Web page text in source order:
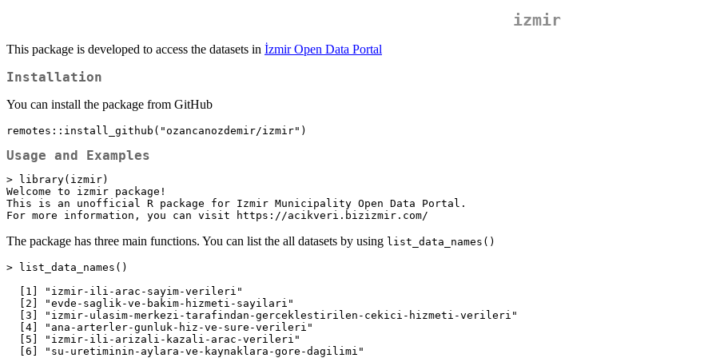
izmir
This package is developed to access the datasets in İzmir Open Data Portal
Installation
You can install the package from GitHub
remotes::install_github("ozancanozdemir/izmir")
Usage and Examples
> library(izmir)
Welcome to izmir package!
This is an unofficial R package for Izmir Municipality Open Data Portal.
For more information, you can visit https://acikveri.bizizmir.com/
The package has three main functions. You can list the all datasets by using list_data_names()
> list_data_names()

  [1] "izmir-ili-arac-sayim-verileri"                                                 
  [2] "evde-saglik-ve-bakim-hizmeti-sayilari"                                         
  [3] "izmir-ulasim-merkezi-tarafindan-gerceklestirilen-cekici-hizmeti-verileri"      
  [4] "ana-arterler-gunluk-hiz-ve-sure-verileri"                                      
  [5] "izmir-ili-arizali-kazali-arac-verileri"                                        
  [6] "su-uretiminin-aylara-ve-kaynaklara-gore-dagilimi"                              
  [7] "kablosuz-internet-baglanti-noktalari"                                          
  [8] "maskematik-noktalari"                                                          
  [9] "muhtarliklar"                                                                  
 [10] "semt-pazar-yerleri"                                                            
 [11] "afet-ve-acil-durum-toplanma-alanlari"                                          
 [12] "taksi-durak-bilgileri"                                                         
 [13] "gunluk-su-uretimi"                                                             
 [14] "itfaiye-egitim-hizmetleri"                                                     
 [15] "nobetci-eczaneler-ve-eczane-listesi"                                           
 [16] "kultur-sanat-etkinlikleri"                                                     
 [17] "askida-fatura-rakamlari"                                                       
 [18] "barajlarin-doluluk-oranlari"                                                   
 [19] "askida-kitap"                                                                  
 [20] "halkin-bakkali-siparisi-alinan-paket-miktarlari"                               
 [21] "askida-izmirim-kart"                                                           
 [22] "balik-hal-fiyatlari"                                                           
 [23] "sebze-ve-meyve-hal-fiyatlari"                                                  
 [24] "hava-kalitesi-olcum-degerleri"                                                 
 [25] "asik-veysel-rekreasyon-alani-buz-pisti-kullanici-verileri"                     
 [26] "bademsu-fabrikasi-uretim-verileri"                                             
 [27] "kablosuz-internet-wizmirnet"                                                   
 [28] "yapilan-sosyal-yardimlar"                                                      
 [29] "enfektif-atik-tartim-bilgileri"                                                
 [30] "mezbaha-kesim-adetleri"                                                        
 [31] "sut-yardimi"                                                                   
 [32] "izmir-buyuksehir-belediyesine-sosyal-yardim-basvurulari"                       
 [33] "itfaiye-acil-mudahale-sayilari"                                                
 [34] "yillara-gore-yolcu-ve-arac-tasima-sayilari"                                    
 [35] "otopark-ucretleri"                                                             
 [36] "izmir-depremi-ortak-akil-bulusmasi"                                            
 [37] "toplum-sagligi-egitimleri"                                                     
 [38] "trafik-kameralari"                                                             
 [39] "izmir-su-fabrikasi-uretim-verileri"                                            
 [40] "kruvaziyer-gemi-bilgileri"                                                     
 [41] "turizm-bilgilendirme-ofisleri-konum-verisi"                                    
 [42] "izelman-kitap-kafe-konum-verisi"                                               
 [43] "metro-ve-tramvay-sefer-planlama"                                               
 [44] "co2-emisyon-degerleri-ton-ve-bir-milyon-yolcu-basina-co2-miktari"              
 [45] "metro-ve-tramvay-enerji-tuketimi"                                              
 [46] "bisikletli-giris-sayilari"                                                     
 [47] "halk-ekmek-fabrikasi-uretim-verileri"                                          
 [48] "akilli-tuvaletler"                                                             
 [49] "moduler-tuvaletler"                                                            
 [50] "yiyecek-icecek-bufeleri"                                                       
 [51] "izmir-buyuksehir-belediye-baskanliginin-hissedari-oldugu-sirketlerin-bilgileri"
 [52] "izmir-buyuksehir-belediyesi-yillik-resmi-gun-ve-haftalik-kutlama-programlari"  
 [53] "izmir-stratejik-gurultu-haritasi"                                              
 [54] "mudahale-edilen-sokak-hayvanlarina-ait-veriler"                                
 [55] "sahiplendirilen-sokak-hayvanlarina-ait-veriler"                                
 [56] "muayene-edilen-sokak-hayvanlarina-ait-veriler"                                 
 [57] "kisirlastirilan-sokak-hayvanlari"                                              
 [58] "lisanssiz-gunes-enerji-santralleri-listesi"                                    
 [59] "akaryakit-ve-veya-otogaz-satis-istasyonu-sayisi"                               
 [60] "korfez-degerleri-izleme"                                                       
 [61] "izdeniz-vapurlari"                                                             
 [62] "kutuphaneler"                                                                  
 [63] "bergama-elektrik-uretim-verileri"                                              
 [64] "elektrik-uretim-verileri"                                                      
 [65] "depolama-sahalari"                                                             
 [66] "tibbi-atik-tesisleri"                                                          
 [67] "cocuk-ve-genclik-merkezleri-cogem"                                             
 [68] "masalevleri"                                                                   
 [69] "hos-geldin-bebek-basvuru-listesi"                                              
 [70] "cocuk-kesif-atolyeleri-merkezi"                                                
 [71] "izmir-banliyo-izban-duraklar-arasi-mesafeler"                                  
 [72] "izban-elektrik-tuketimi"                                                       
 [73] "yillik-ilce-bazinda-abone-sayilari"                                            
 [74] "hava-kalitesi-olcum-istasyonlari-konum-verisi"                                 
 [75] "izmir-buyuksehir-belediyesi-performans-gostergeleri"                           
 [76] "insaat-atiklari-depolama-tesisleri"                                            
 [77] "tren-garlari"                                                                  
 [78] "izmirim-kart-basvuru-merkezleri"                                               
 [79] "korfez-degerleri-izleme-istasyonlari-konum-verisi"                             
 [80] "izmir-buyuksehir-belediyesine-yapilan-staj-basvurulari"                        
 [81] "yeni-kurs-talebinde-bulunan-kursiyer-adayi-sayilari"                           
 [82] "meslek-fabrikasi-kurslarina-yapilan-basvurular"                                
 [83] "meslek-fabrikasi-kursiyer-verileri"                                            
 [84] "ilk-abonelik-su-ve-kanal-baglama-gerceklesme-sureleri"                         
 [85] "yillik-ilce-bazli-su-tuketim-miktarlari"                                       
 [86] "kadin-danisma-merkezi-verilen-hizmet-detay-verisi"                             
 [87] "ulasim-ucret-tarifeleri"                                                       
 [88] "yillik-tarife-bilgileri-artislari"                                             
 [89] "bisiklet-altyapi-haritasi"                                                     
 [90] "meslek-fabrikasi-kurs-merkezleri"                                              
 [91] "yillik-mahalle-bazli-su-tuketimi"                                              
 [92] "bolge-bazli-aboneden-alinan-dilekcelerin-kapanma-sureleri"                     
 [93] "izmir-buyuksehir-belediyesi-mali-yili-kesin-hesaplari"                         
 [94] "izmir-buyuksehir-belediyesi-mali-yili-butceleri"                               
 [95] "tarimsal-destekler"                                                            
 [96] "halkin-bakkali"                                                                
 [97] "spor-ekipmani-destegi-verilen-okul-sayisi"                                     
 [98] "halk-ekmek-bufeleri-satis-noktalari"                                           
 [99] "izmirim-kart-bakiye-sorgulama"                                                 
[100] "izelman-otopark-lokasyon-kapasite-ve-calisma-saati-verisi"                     
[101] "meslek-fabrikasinin-actigi-kurslar"                                            
[102] "izelman-anaokullari-konum-verisi"                                              
[103] "mezbaha-adres-ve-konum-verileri"                                               
[104] "metro-istayonlari"                                                             
[105] "izmir-tramvay-hatlari-ve-istasyonlari"                                         
[106] "izmir-metro-tramvay-durak-mesafeleri"                                          
[107] "metro-hareket-saatleri-sefer-sikliklari"                                       
[108] "tramvay-seferleri"                                                             
[109] "izdeniz-vapur-iskeleleri"                                                      
[110] "vapur-hareket-saatleri"                                                        
[111] "arabali-vapur-anlik-arac-kapasite-bilgileri"                                   
[112] "izban-istasyonlari"                                                            
[113] "izban-banliyo-hareket-saatleri"                                                
[114] "bisim-istasyonlari"                                                            
[115] "sonuclanan-ihale-bilgileri"